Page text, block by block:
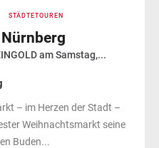
STÄDTETOUREN
am Samstag,...
– im Herzen der Stadt –
Weihnachtsmarkt seine
Buden...